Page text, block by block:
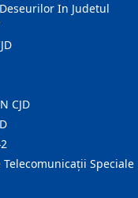
In Judetul
CJD
Speciale